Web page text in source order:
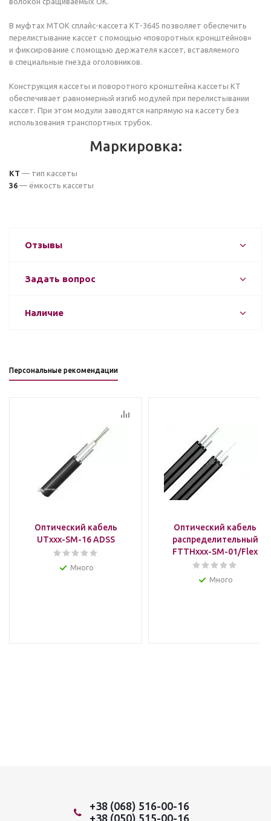
В муфтах МТОК cплайс-кассета КТ-3645 позволяет обеспечить
перелистывание кассет с помощью «поворотных кронштейнов»
и фиксирование с помощью держателя кассет, вставляемого
в специальные гнезда оголовников.
Конструкция кассеты и поворотного кронштейна кассеты КТ
обеспечивает равномерный изгиб модулей при перелистывании
кассет. При этом модули заводятся напрямую на кассету без
использования транспортных трубок.
Маркировка:
КТ — тип кассеты
36 — ёмкость кассеты
Отзывы
Задать вопрос
Наличие
Персональные рекомендации
Оптический кабель
UTxxx-SM-16 ADSS
Много
Оптический кабель
распределительный
FTTHxxx-SM-01/Flex
Много
+38 (068) 516-00-16
+38 (050) 515-00-16